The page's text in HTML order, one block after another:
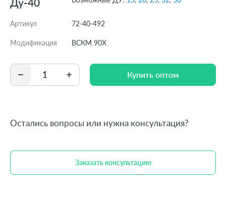
Артикул 72-40-492
Модификация ВСКМ 90Х
Купить оптом
Купить оптом
Остались вопросы или нужна консультация?
Заказать консультацию